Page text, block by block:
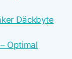
Däckbyte
Optimal